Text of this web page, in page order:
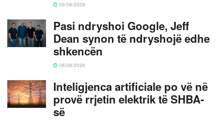
06/08/2026
Pasi ndryshoi Google, Jeff
Dean synon të ndryshojë edhe
shkencën
06/08/2026
Inteligjenca artificiale po vë në
provë rrjetin elektrik të SHBA-
së